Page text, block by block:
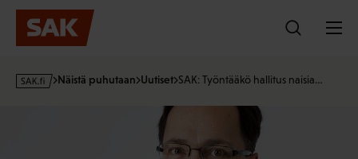
Hyppää
sisältöön
s
Näistä puhutaan Uutiset SAK: Työntääkö hallitus naisia…